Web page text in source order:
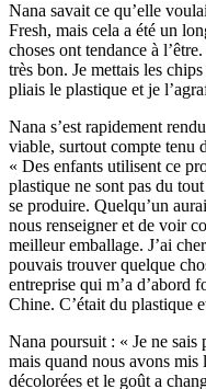
Nana savait ce qu’elle
Fresh, mais cela a été un
choses ont tendance à
très bon. Je mettais les
pliais le plastique et je
Nana s’est rapidement
viable, surtout compte tenu
« Des enfants utilisent ce
plastique ne sont pas du
se produire. Quelqu’un
nous renseigner et de voir
meilleur emballage. J’ai
pouvais trouver quelque
entreprise qui m’a d’abord
Chine. C’était du plastique
Nana poursuit : « Je ne sais
mais quand nous avons mis
décolorées et le goût a